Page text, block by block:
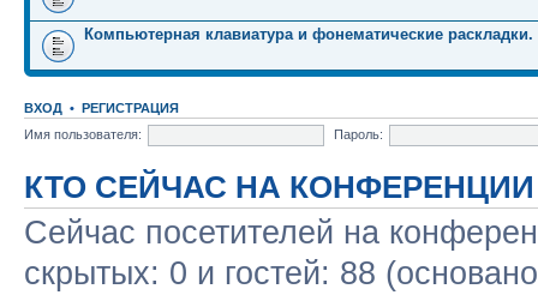
Компьютерная клавиатура и фонематические раскладки.
ВХОД • РЕГИСТРАЦИЯ
Имя пользователя:
Пароль:
КТО СЕЙЧАС НА КОНФЕРЕНЦИИ
Сейчас посетителей на
скрытых: 0 и гостей: 88